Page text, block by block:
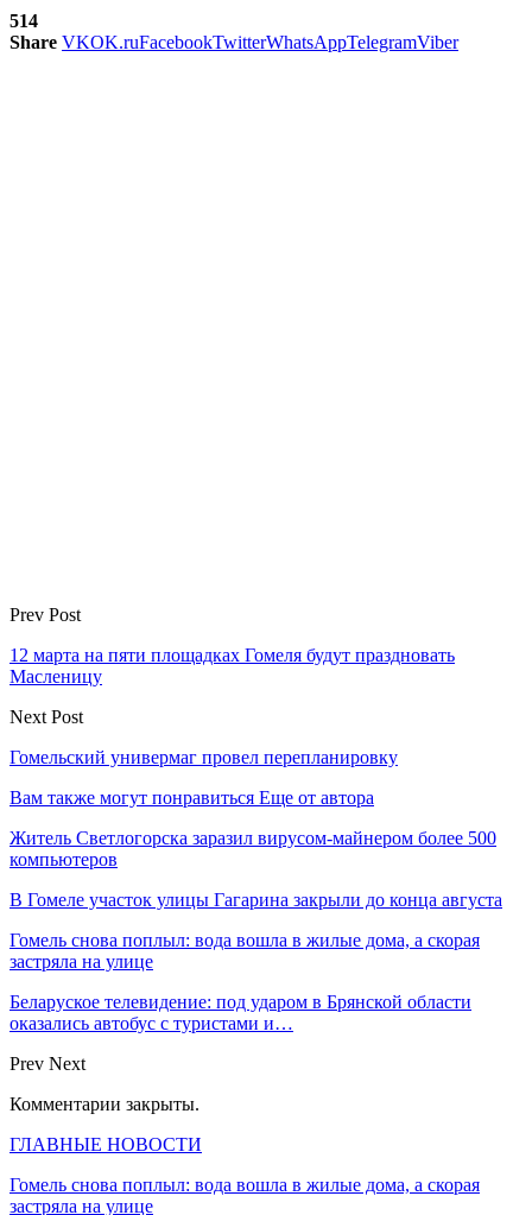
514
Share VKOK.ruFacebookTwitterWhatsAppTelegramViber
Prev Post
12 марта на пяти площадках Гомеля будут праздновать
Масленицу
Next Post
Гомельский универмаг провел перепланировку
Вам также могут понравиться Еще от автора
Житель Светлогорска заразил вирусом-майнером более 500
компьютеров
В Гомеле участок улицы Гагарина закрыли до конца августа
Гомель снова поплыл: вода вошла в жилые дома, а скорая
застряла на улице
Беларуское телевидение: под ударом в Брянской области
оказались автобус с туристами и…
Prev Next
Комментарии закрыты.
ГЛАВНЫЕ НОВОСТИ
Гомель снова поплыл: вода вошла в жилые дома, а скорая
застряла на улице